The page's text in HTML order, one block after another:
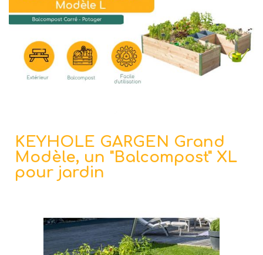
KEYHOLE GARGEN Grand
Modèle, un "Balcompost" XL
pour jardin